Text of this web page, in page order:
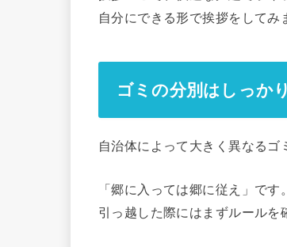
自分にできる形で挨拶をしてみ
ゴミの分別はしっか
自治体によって大きく異なるゴ
「郷に入っては郷に従え」 です。
引っ越した際にはまずルールを